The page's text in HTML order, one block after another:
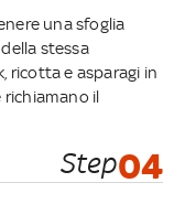
una sfoglia
stessa
ricotta e asparagi in
il
Step04